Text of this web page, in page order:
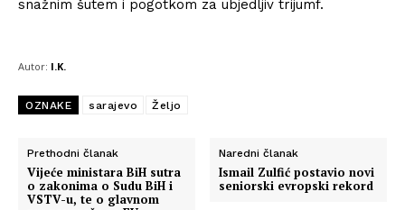
snažnim šutem i pogotkom za ubjedljiv trijumf.
Autor: I.K.
OZNAKE sarajevo Željo
Prethodni članak
Vijeće ministara BiH sutra
o zakonima o Sudu BiH i
VSTV-u, te o glavnom
Naredni članak
Ismail Zulfić postavio novi
seniorski evropski rekord